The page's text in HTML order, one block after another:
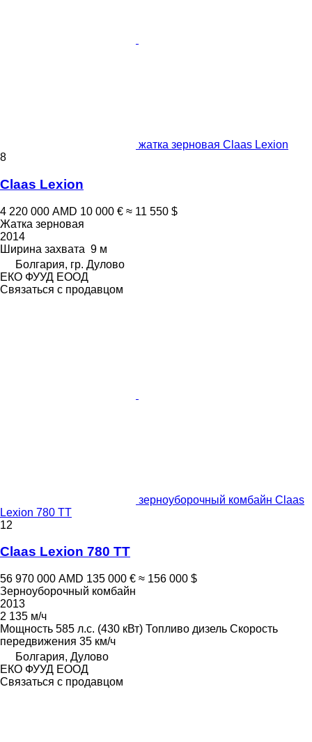
жатка зерновая Claas Lexion
8
Claas Lexion
4 220 000 AMD 10 000 € ≈ 11 550 $
Жатка зерновая
2014
Ширина захвата 9 м
Болгария, гр. Дулово
ЕКО ФУУД ЕООД
Связаться с продавцом
зерноуборочный комбайн Claas
Lexion 780 TT
12
Claas Lexion 780 TT
56 970 000 AMD 135 000 € ≈ 156 000 $
Зерноуборочный комбайн
2013
2 135 м/ч
Мощность 585 л.с. (430 кВт) Топливо дизель Скорость
передвижения 35 км/ч
Болгария, Дулово
ЕКО ФУУД ЕООД
Связаться с продавцом